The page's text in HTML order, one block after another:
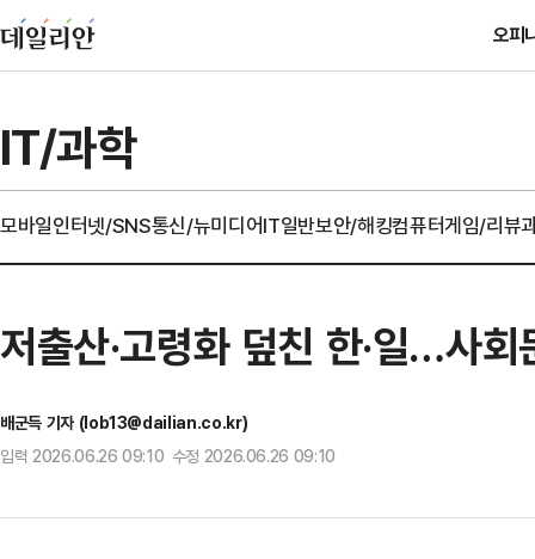
오피
IT/과학
모바일인터넷/SNS통신/뉴미디어IT일반보안/해킹컴퓨터게임/리뷰
저출산·고령화 덮친 한·일…사
배군득 기자 (lob13@dailian.co.kr)
입력 2026.06.26 09:10 수정 2026.06.26 09:10